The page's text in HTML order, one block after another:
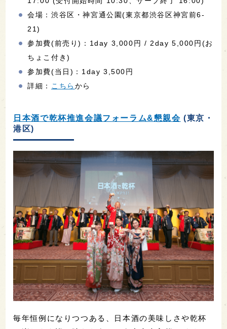
会場：渋谷区・神宮通公園(東京都渋谷区神宮前6-
21)
参加費(前売り)：1day 3,000円 / 2day 5,000円(お
ちょこ付き)
参加費(当日)：1day 3,500円
詳細：
こちら から
日本酒で乾杯推進会議フォーラム&懇親会 (東京・
港区)
毎年恒例になりつつある、日本酒の美味しさや乾杯